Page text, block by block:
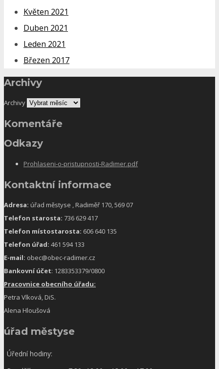
Květen 2021
Duben 2021
Leden 2021
Březen 2017
Archivy
Archivy
Komentáře
Odkazy
Prohlaseni-o-pristupnosti-Radimer.pdf
Kontaktní informace
Adresa: úřad městyse , Radiměř 170, 569 07
Telefon starosta: 736 629 417
Telefon místostarosta: 606 640 135
Telefon úřad: 461 594 133
E-mail: obec@obec-radimer.cz
Bankovní účet: 1283353379/0800
Pracovnice obecního úřadu:
Petra Vlková, DiS.
Alena Hloušová
úřad městyse
Úřední hodiny: